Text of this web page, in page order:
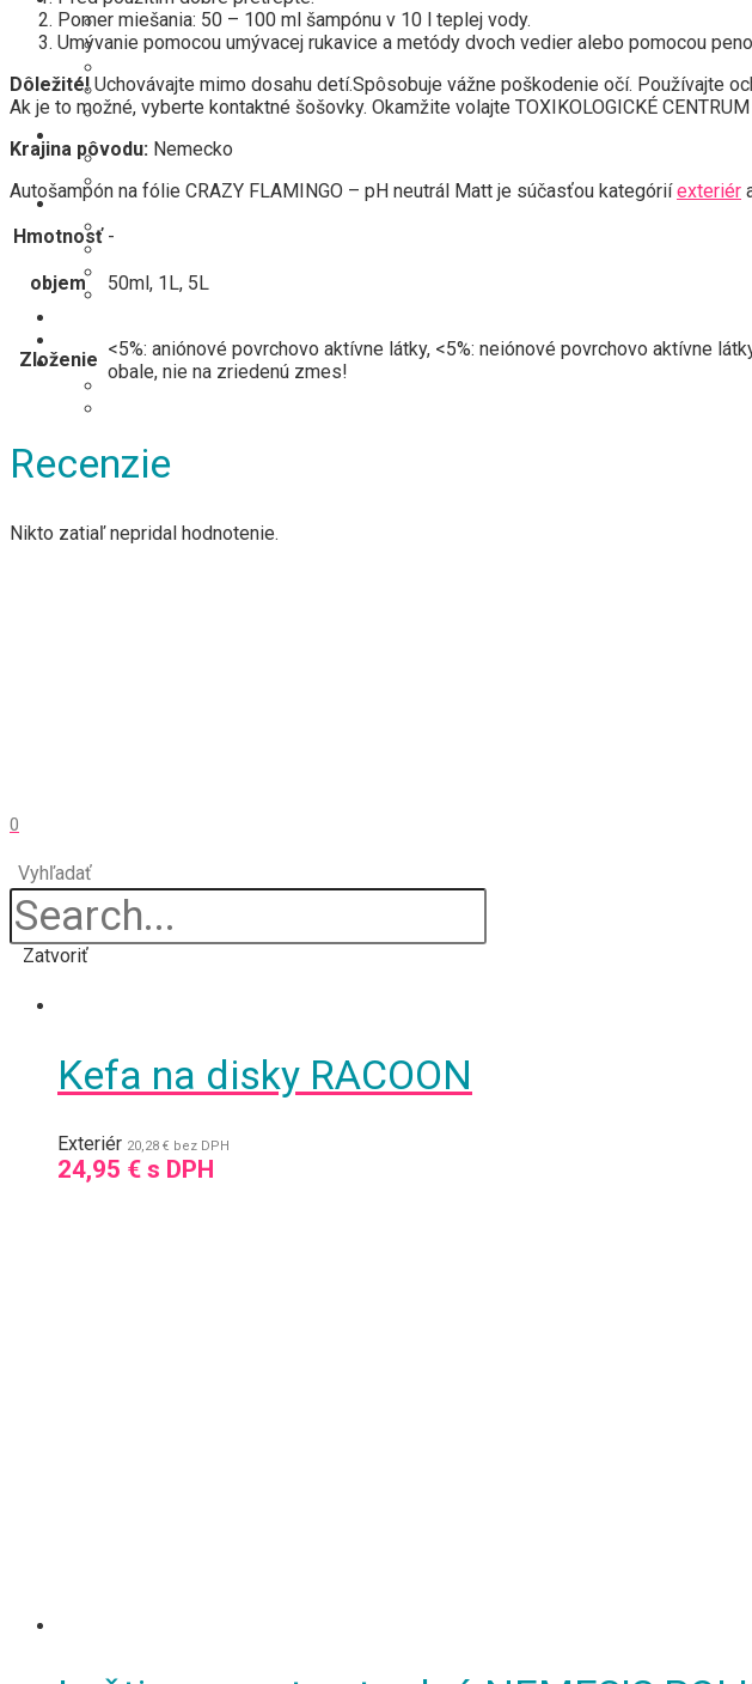
Autošampóny a aktívne peny
Čistenie/oživenie
Ochrana (vosk, NANO, keramika…)
Produkty na fólie a matné laky
Interiér
Čistenie/oživenie
Ochrana (impregnácia…)
Príslušenstvo
Leštiace kotúče
LifeStyle
Kontakt
Účet
Registrácia/Login
0
Vyhľadať
Zatvoriť
Pomer miešania: 50 – 100 ml šampónu v 10 l teplej vody.
Umývanie pomocou umývacej rukavice a metódy dvoch vedier alebo pomocou
Dôležité!Uchovávajte mimo dosahu detí.Spôsobuje vážne poškodenie očí. Používajte
Ak je to možné, vyberte kontaktné šošovky. Okamžite volajte TOXIKOLOGICKÉ
Krajina pôvodu: Nemecko
Autošampón na fólie CRAZY FLAMINGO – pH neutrál Matt je súčasťou kategóriíexteriér
Hmotnosť -
objem 50ml, 1L, 5L
Zloženie <5%: aniónové povrchovo aktívne látky, <5%: neiónové povrchovo aktívne
obale, nie na zriedenú zmes!
Recenzie
Nikto zatiaľ nepridal hodnotenie.
Kefa na disky RACOON
Exteriér 20,28 € bez DPH
24,95 € s DPH